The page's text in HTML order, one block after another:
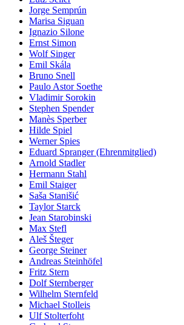
Jorge Semprún
Marisa Siguan
Ignazio Silone
Ernst Simon
Wolf Singer
Emil Skála
Bruno Snell
Paulo Astor Soethe
Vladimir Sorokin
Stephen Spender
Manès Sperber
Hilde Spiel
Werner Spies
Eduard Spranger (Ehrenmitglied)
Arnold Stadler
Hermann Stahl
Emil Staiger
Saša Stanišić
Taylor Starck
Jean Starobinski
Max Stefl
Aleš Šteger
George Steiner
Andreas Steinhöfel
Fritz Stern
Dolf Sternberger
Wilhelm Sternfeld
Michael Stolleis
Ulf Stolterfoht